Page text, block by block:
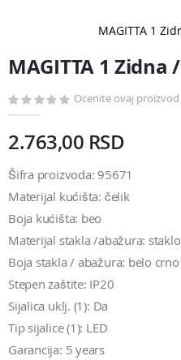
MAGITTA 1
početak
galerije
MAGITTA 1 Zidna
Ocenite ovaj proizvod
2.763,00 RSD
Šifra proizvoda: 95671
Materijal kućišta: čelik
Boja kućišta: beo
Materijal stakla /abažura: staklo
Boja stakla / abažura: belo crno
Stepen zaštite: IP20
Sijalica uklj. (1): Da
Tip sijalice (1): LED
Garancija: 5 years